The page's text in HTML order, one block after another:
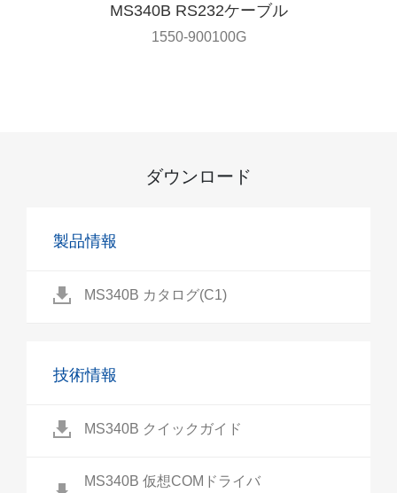
MS340B RS232ケーブル
1550-900100G
ダウンロード
製品情報
MS340B カタログ(C1)
技術情報
MS340B クイックガイド
MS340B 仮想COMドライバ